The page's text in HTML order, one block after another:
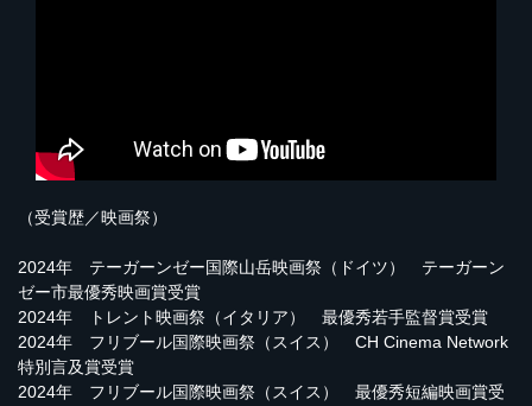
（受賞歴／映画祭）
2024年 テーガーンゼー国際山岳映画祭（ドイツ） テーガーン
ゼー市最優秀映画賞受賞
2024年 トレント映画祭（イタリア） 最優秀若手監督賞受賞
2024年 フリブール国際映画祭（スイス） CH Cinema Network
特別言及賞受賞
2024年 フリブール国際映画祭（スイス） 最優秀短編映画賞受